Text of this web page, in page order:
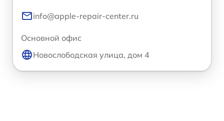
info@apple-repair-center.ru
Основной офис
Новослободская улица, дом 4